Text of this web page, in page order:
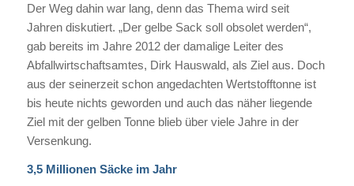
Der Weg dahin war lang, denn das Thema wird seit
Jahren diskutiert. „Der gelbe Sack soll obsolet werden“,
gab bereits im Jahre 2012 der damalige Leiter des
Abfallwirtschaftsamtes, Dirk Hauswald, als Ziel aus. Doch
aus der seinerzeit schon angedachten Wertstofftonne ist
bis heute nichts geworden und auch das näher liegende
Ziel mit der gelben Tonne blieb über viele Jahre in der
Versenkung.
3,5 Millionen Säcke im Jahr